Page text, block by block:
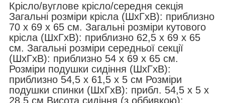
Крісло/вуглове крісло/середня секція
Загальні розміри крісла (ШxГxВ): приблизно
70 x 69 x 65 см. Загальні розміри кутового
крісла (ШxГxВ): приблизно 62,5 x 69 x 65
см. Загальні розміри середньої секції
(ШхГхВ): приблизно 54 x 69 x 65 см.
Розміри подушки сидіння (ШxГxВ):
приблизно 54,5 x 61,5 x 5 см Розміри
подушки спинки (ШхГхВ): прибл. 54,5 x 5 x
28,5 см Висота сидіння (з оббивкою):